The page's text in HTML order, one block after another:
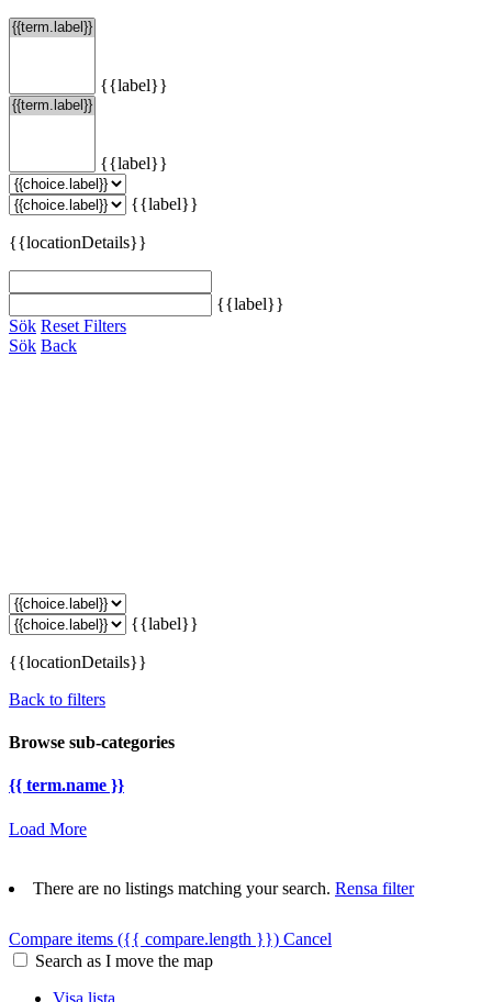
{{label}}
{{label}}
{{label}}
{{locationDetails}}
{{label}}
Sök Reset Filters
Sök Back
{{label}}
{{locationDetails}}
Back to filters
Browse sub-categories
{{ term.name }}
Load More
There are no listings matching your search. Rensa filter
Compare items ({{ compare.length }}) Cancel
Search as I move the map
Visa lista